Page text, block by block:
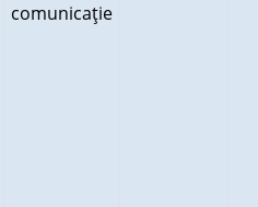
comunicaţie